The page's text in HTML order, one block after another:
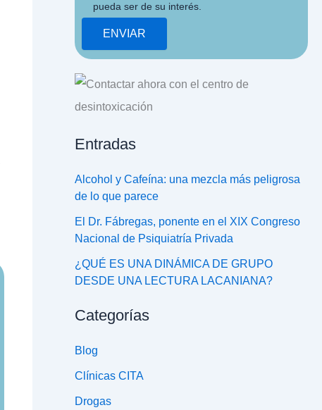
pueda ser de su interés.
Entradas
Alcohol y Cafeína: una mezcla más peligrosa
de lo que parece
El Dr. Fábregas, ponente en el XIX Congreso
Nacional de Psiquiatría Privada
¿QUÉ ES UNA DINÁMICA DE GRUPO
DESDE UNA LECTURA LACANIANA?
Categorías
Blog
Clínicas CITA
Drogas